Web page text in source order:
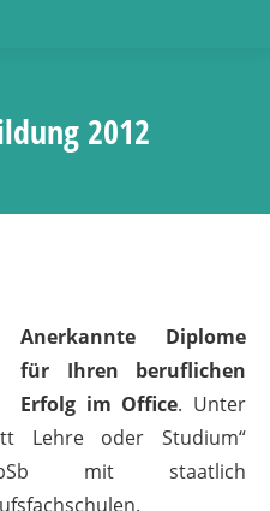
2012
Anerkannte Diplome
für Ihren beruflichen
Erfolg im Office. Unter
Lehre oder Studium“
mit staatlich